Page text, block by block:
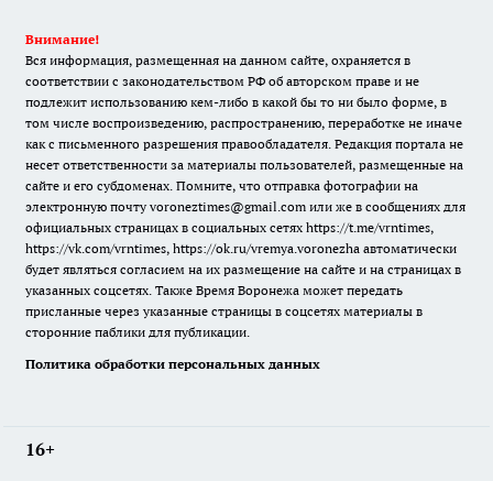
Внимание!
Вся информация, размещенная на данном сайте, охраняется в
соответствии с законодательством РФ об авторском праве и не
подлежит использованию кем-либо в какой бы то ни было форме, в
том числе воспроизведению, распространению, переработке не иначе
как с письменного разрешения правообладателя. Редакция портала не
несет ответственности за материалы пользователей, размещенные на
сайте и его субдоменах. Помните, что отправка фотографии на
электронную почту voroneztimes@gmail.com или же в сообщениях для
официальных страницах в социальных сетях https://t.me/vrntimes,
https://vk.com/vrntimes, https://ok.ru/vremya.voronezha автоматически
будет являться согласием на их размещение на сайте и на страницах в
указанных соцсетях. Также Время Воронежа может передать
присланные через указанные страницы в соцсетях материалы в
сторонние паблики для публикации.
Политика обработки персональных данных
16+